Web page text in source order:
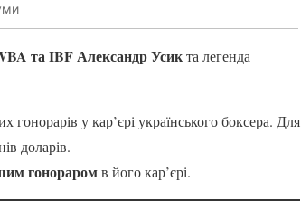
та IBF Александр Усикта легенда
у кар’єрі українського боксера. Для
доларів.
гонораромв його кар’єрі.